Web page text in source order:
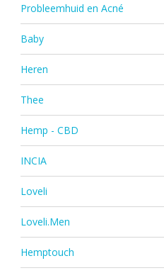
Probleemhuid en Acné
Baby
Heren
Thee
Hemp - CBD
INCIA
Loveli
Loveli.Men
Hemptouch